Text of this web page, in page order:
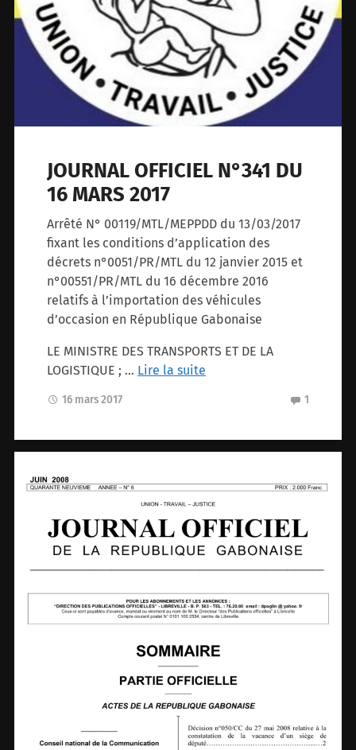
JOURNAL OFFICIEL N°341 DU
16 MARS 2017
Arrêté N° 00119/MTL/MEPPDD du 13/03/2017
fixant les conditions d’application des
décrets n°0051/PR/MTL du 12 janvier 2015 et
n°00551/PR/MTL du 16 décembre 2016
relatifs à l’importation des véhicules
d’occasion en République Gabonaise
LE MINISTRE DES TRANSPORTS ET DE LA
LOGISTIQUE ; … Lire la suite
16 mars 2017 1